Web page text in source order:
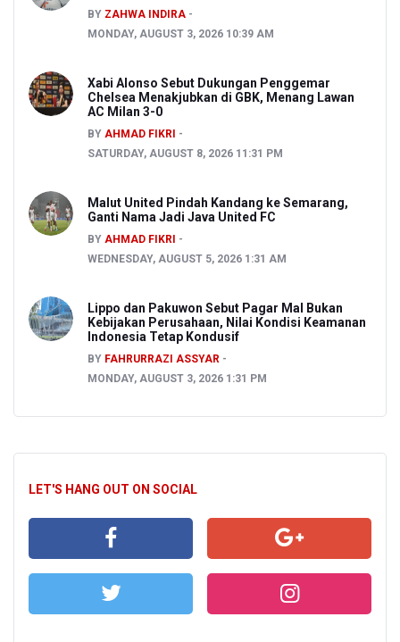
BY ZAHWA INDIRA
MONDAY, AUGUST 3, 2026 10:39 AM
Xabi Alonso Sebut Dukungan Penggemar
Chelsea Menakjubkan di GBK, Menang Lawan
AC Milan 3-0
BY AHMAD FIKRI
SATURDAY, AUGUST 8, 2026 11:31 PM
Malut United Pindah Kandang ke Semarang,
Ganti Nama Jadi Java United FC
BY AHMAD FIKRI
WEDNESDAY, AUGUST 5, 2026 1:31 AM
Lippo dan Pakuwon Sebut Pagar Mal Bukan
Kebijakan Perusahaan, Nilai Kondisi Keamanan
Indonesia Tetap Kondusif
BY FAHRURRAZI ASSYAR
MONDAY, AUGUST 3, 2026 1:31 PM
LET'S HANG OUT ON SOCIAL